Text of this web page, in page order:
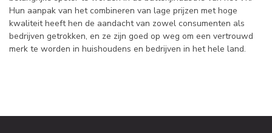
Hun aanpak van het combineren van lage prijzen met hoge
kwaliteit heeft hen de aandacht van zowel consumenten als
bedrijven getrokken, en ze zijn goed op weg om een vertrouwd
merk te worden in huishoudens en bedrijven in het hele land.